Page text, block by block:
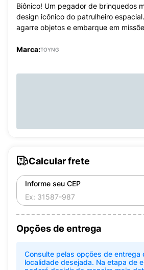
Biônico! Um pegador de brinquedos
design icônico do patrulheiro
agarre objetos e embarque em
Marca:TOYNG
Calcular frete
Informe seu CEP
Opções de entrega
Consulte pelas opções de entrega
localidade desejada. Na etapa de